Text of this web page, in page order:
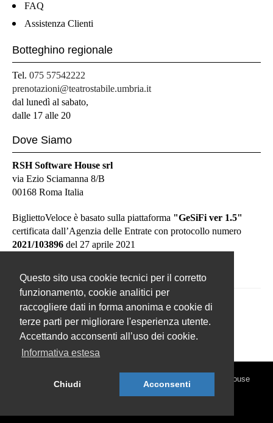
Questo sito usa cookie tecnici per il corretto
funzionamento, cookie analitici per
raccogliere dati in forma anonima e cookie di
terze parti per migliorare l'esperienza utente.
Accettando acconsenti all’uso dei cookie.
Informativa estesa
Chiudi Acconsenti
FAQ
Assistenza Clienti
Botteghino regionale
Tel. 075 57542222
prenotazioni@teatrostabile.umbria.it
dal lunedì al sabato,
dalle 17 alle 20
Dove Siamo
RSH Software House srl
via Ezio Sciamanna 8/B
00168 Roma Italia
BigliettoVeloce è basato sulla piattaforma "GeSiFi ver 1.5"
certificata dall’Agenzia delle Entrate con protocollo numero
2021/103896 del 27 aprile 2021
© 2026 BigliettoVeloce.it - È un prodotto R.S.H. Software House
Srl - Servizi di Biglietteria Elettronica - Partita IVA